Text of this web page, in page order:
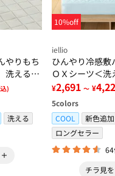
やりもち
洗えるラ
・接触
ト＞
)
洗える
10%off
iellio
ひんやり冷感敷
ＯＸシーツ＜洗
感・抗菌防臭・
ボックスシーツ
＞
¥2,691 ～ ¥
5colors
COOL
新色追加
ロングセラー
チラ見